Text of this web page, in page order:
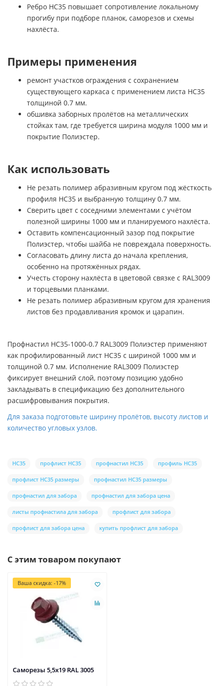
Ребро НС35 повышает сопротивление локальному
прогибу при подборе планок, саморезов и схемы
нахлёста.
Примеры применения
ремонт участков ограждения с сохранением
существующего каркаса с применением листа НС35
толщиной 0.7 мм.
обшивка заборных пролётов на металлических
стойках там, где требуется ширина модуля 1000 мм и
покрытие Полиэстер.
Как использовать
Не резать полимер абразивным кругом под жёсткость
профиля НС35 и выбранную толщину 0.7 мм.
Сверить цвет с соседними элементами с учётом
полезной ширины 1000 мм и планируемого нахлёста.
Оставить компенсационный зазор под покрытие
Полиэстер, чтобы шайба не повреждала поверхность.
Согласовать длину листа до начала крепления,
особенно на протяжённых рядах.
Учесть сторону нахлёста в цветовой связке с RAL3009
и торцевыми планками.
Не резать полимер абразивным кругом для хранения
листов без продавливания кромок и царапин.
Профнастил НС35-1000-0.7 RAL3009 Полиэстер применяют
как профилированный лист НС35 с шириной 1000 мм и
толщиной 0.7 мм. Исполнение RAL3009 Полиэстер
фиксирует внешний слой, поэтому позицию удобно
закладывать в спецификацию без дополнительного
расшифровывания покрытия.
Для заказа подготовьте ширину пролётов, высоту листов и
количество угловых узлов.
НС35 профлист НС35 профнастил НС35 профиль НС35
профлист НС35 размеры профнастил НС35 размеры
профнастил для забора профнастил для забора цена
листы профнастила для забора профлист для забора
профлист для забора цена купить профлист для забора
С этим товаром покупают
Ваша скидка: -17%
Саморезы 5,5х19 RAL 3005